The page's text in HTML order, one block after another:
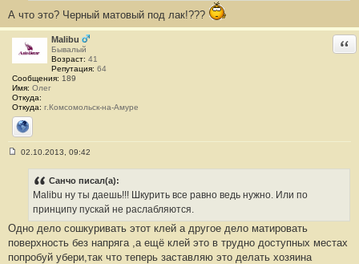
н
е
#
1
А что это? Черный матовый под лак!???
Malibu
Бывалый
Возраст: 41
Репутация: 64
Сообщения: 189
Имя: Олег
Откуда:
Откуда: г.Комсомольск-на-Амуре
Сайт
и
е
#
1
02.10.2013, 09:42
Санчо писал(а):
Malibu ну ты даешь!!! Шкурить все равно ведь нужно. Или по
принципу пускай не раслабляются.
Одно дело сошкуривать этот клей а другое дело матировать
поверхность без напряга ,а ещё клей это в трудно доступных местах
попробуй убери,так что теперь заставляю это делать хозяина